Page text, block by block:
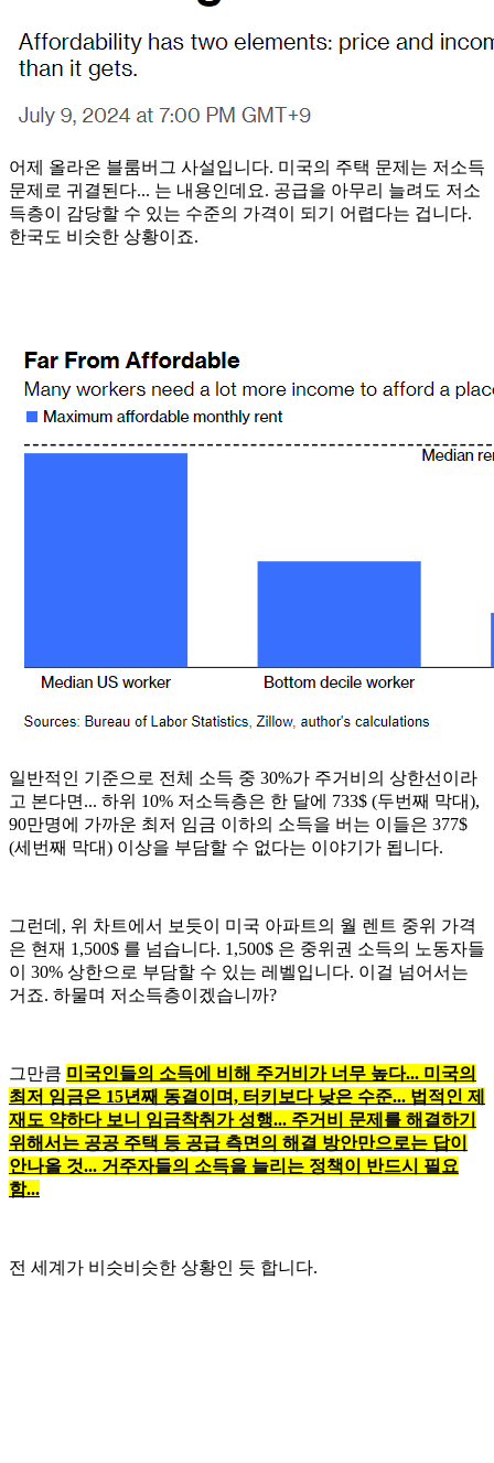
어제 올라온 블룸버그 사설입니다. 미국의 주택 문제는 저소득
문제로 귀결된다... 는 내용인데요. 공급을 아무리 늘려도 저소
득층이 감당할 수 있는 수준의 가격이 되기 어렵다는 겁니다.
한국도 비슷한 상황이죠.
일반적인 기준으로 전체 소득 중 30%가 주거비의 상한선이라
고 본다면... 하위 10% 저소득층은 한 달에 733$ (두번째 막대),
90만명에 가까운 최저 임금 이하의 소득을 버는 이들은 377$
(세번째 막대) 이상을 부담할 수 없다는 이야기가 됩니다.
그런데, 위 차트에서 보듯이 미국 아파트의 월 렌트 중위 가격
은 현재 1,500$ 를 넘습니다. 1,500$ 은 중위권 소득의 노동자들
이 30% 상한으로 부담할 수 있는 레벨입니다. 이걸 넘어서는
거죠. 하물며 저소득층이겠습니까?
그만큼 미국인들의 소득에 비해 주거비가 너무 높다... 미국의
최저 임금은 15년째 동결이며, 터키보다 낮은 수준... 법적인 제
재도 약하다 보니 임금착취가 성행... 주거비 문제를 해결하기
위해서는 공공 주택 등 공급 측면의 해결 방안만으로는 답이
안나올 것... 거주자들의 소득을 늘리는 정책이 반드시 필요
함...
전 세계가 비슷비슷한 상황인 듯 합니다.